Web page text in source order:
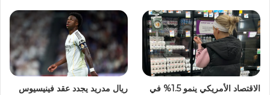
الاقتصاد الأمريكي ينمو 1.5% في
ريال مدريد يجدد عقد فينيسيوس